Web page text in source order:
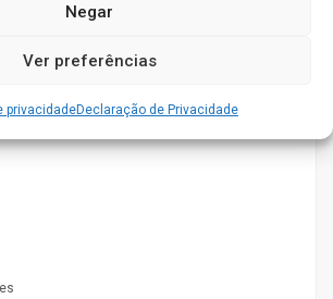
Negar
Ver preferências
privacidadeDeclaração de Privacidade